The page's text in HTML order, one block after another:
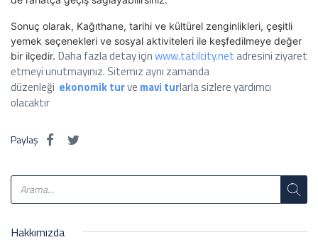
Sonuç olarak, Kağıthane, tarihi ve kültürel zenginlikleri, çeşitli
yemek seçenekleri ve sosyal aktiviteleri ile keşfedilmeye değer
bir ilçedir. Daha fazla detay içinwww.tatilcity.net adresini ziyaret
etmeyi unutmayınız. Sitemız aynı zamanda
düzenleği ekonomik turve mavi turlarla sizlere yardımcı
olacaktır
Paylaş
Hakkımızda